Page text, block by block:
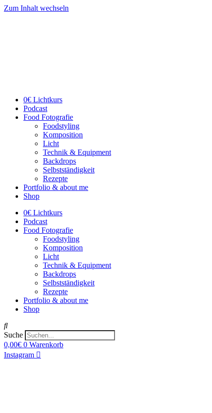
Zum Inhalt wechseln
0€ Lichtkurs
Podcast
Food Fotografie
Foodstyling
Komposition
Licht
Technik & Equipment
Backdrops
Selbstständigkeit
Rezepte
Portfolio & about me
Shop
0€ Lichtkurs
Podcast
Food Fotografie
Foodstyling
Komposition
Licht
Technik & Equipment
Backdrops
Selbstständigkeit
Rezepte
Portfolio & about me
Shop
Suche
0,00€ 0 Warenkorb
Instagram